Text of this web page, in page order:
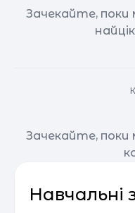
Зачекайте,
Зачекайте,
Навчальні